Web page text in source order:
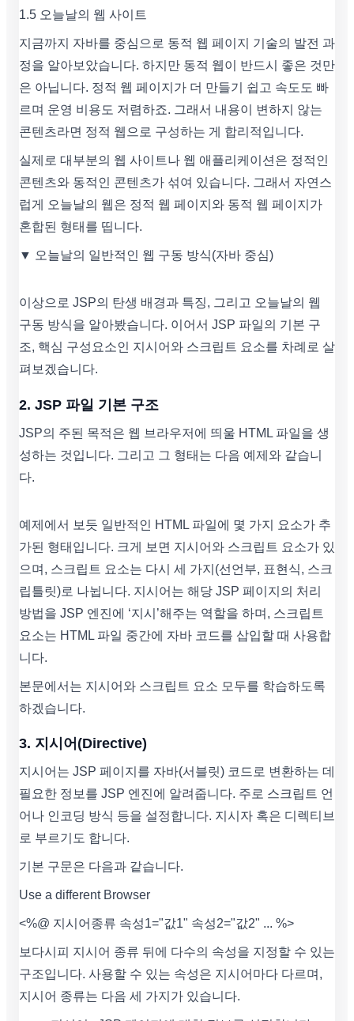
1.5 오늘날의 웹 사이트
지금까지 자바를 중심으로 동적 웹 페이지 기술의 발전 과
정을 알아보았습니다. 하지만 동적 웹이 반드시 좋은 것만
은 아닙니다. 정적 웹 페이지가 더 만들기 쉽고 속도도 빠
르며 운영 비용도 저렴하죠. 그래서 내용이 변하지 않는
콘텐츠라면 정적 웹으로 구성하는 게 합리적입니다.
실제로 대부분의 웹 사이트나 웹 애플리케이션은 정적인
콘텐츠와 동적인 콘텐츠가 섞여 있습니다. 그래서 자연스
럽게 오늘날의 웹은 정적 웹 페이지와 동적 웹 페이지가
혼합된 형태를 띱니다.
▼ 오늘날의 일반적인 웹 구동 방식(자바 중심)
이상으로 JSP의 탄생 배경과 특징, 그리고 오늘날의 웹
구동 방식을 알아봤습니다. 이어서 JSP 파일의 기본 구
조, 핵심 구성요소인 지시어와 스크립트 요소를 차례로 살
펴보겠습니다.
2. JSP 파일 기본 구조
JSP의 주된 목적은 웹 브라우저에 띄울 HTML 파일을 생
성하는 것입니다. 그리고 그 형태는 다음 예제와 같습니
다.
예제에서 보듯 일반적인 HTML 파일에 몇 가지 요소가 추
가된 형태입니다. 크게 보면 지시어와 스크립트 요소가 있
으며, 스크립트 요소는 다시 세 가지(선언부, 표현식, 스크
립틀릿)로 나뉩니다. 지시어는 해당 JSP 페이지의 처리
방법을 JSP 엔진에 ‘지시’해주는 역할을 하며, 스크립트
요소는 HTML 파일 중간에 자바 코드를 삽입할 때 사용합
니다.
본문에서는 지시어와 스크립트 요소 모두를 학습하도록
하겠습니다.
3. 지시어(Directive)
지시어는 JSP 페이지를 자바(서블릿) 코드로 변환하는 데
필요한 정보를 JSP 엔진에 알려줍니다. 주로 스크립트 언
어나 인코딩 방식 등을 설정합니다. 지시자 혹은 디렉티브
로 부르기도 합니다.
기본 구문은 다음과 같습니다.
Use a different Browser
<%@ 지시어종류 속성1="값1" 속성2="값2" ... %>
보다시피 지시어 종류 뒤에 다수의 속성을 지정할 수 있는
구조입니다. 사용할 수 있는 속성은 지시어마다 다르며,
지시어 종류는 다음 세 가지가 있습니다.